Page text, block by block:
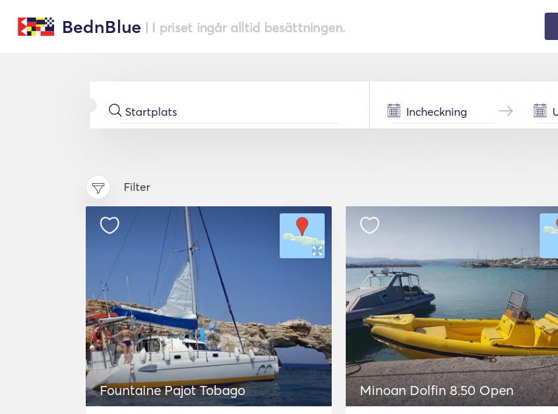
BednBlue | I priset ingår alltid besättningen.
Filter
Fountaine Pajot Tobago Minoan Dolfin 8.50 Open